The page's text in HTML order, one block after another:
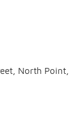
North Point,